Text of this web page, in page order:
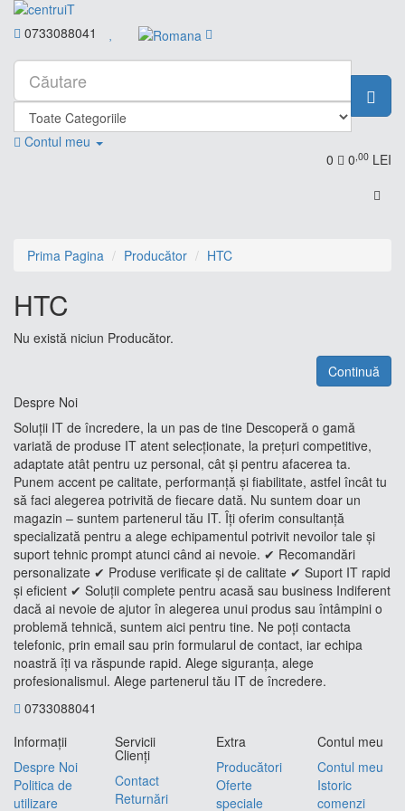
0733088041
Contul meu
0
0,00 LEI
Prima Pagina Producător HTC
HTC
Nu există niciun Producător.
Continuă
Despre Noi
Soluții IT de încredere, la un pas de tine Descoperă o gamă
variată de produse IT atent selecționate, la prețuri competitive,
adaptate atât pentru uz personal, cât și pentru afacerea ta.
Punem accent pe calitate, performanță și fiabilitate, astfel încât tu
să faci alegerea potrivită de fiecare dată. Nu suntem doar un
magazin – suntem partenerul tău IT. Îți oferim consultanță
specializată pentru a alege echipamentul potrivit nevoilor tale și
suport tehnic prompt atunci când ai nevoie. ✔ Recomandări
personalizate ✔ Produse verificate și de calitate ✔ Suport IT rapid
și eficient ✔ Soluții complete pentru acasă sau business Indiferent
dacă ai nevoie de ajutor în alegerea unui produs sau întâmpini o
problemă tehnică, suntem aici pentru tine. Ne poți contacta
telefonic, prin email sau prin formularul de contact, iar echipa
noastră îți va răspunde rapid. Alege siguranța, alege
profesionalismul. Alege partenerul tău IT de încredere.
0733088041
Informaţii
Despre Noi
Politica de
utilizare
Servicii
Clienţi
Contact
Returnări
Extra
Producători
Oferte
speciale
Contul meu
Contul meu
Istoric
comenzi